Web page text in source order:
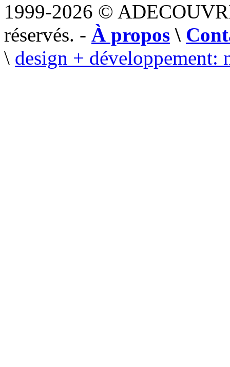
1999-2026 ©
réservés. - À propos \
\ design + développement: